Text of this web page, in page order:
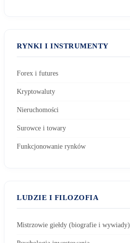
RYNKI I INSTRUMENTY
Forex i futures
Kryptowaluty
Nieruchomości
Surowce i towary
Funkcjonowanie rynków
LUDZIE I FILOZOFIA
Mistrzowie giełdy (biografie i wywiady)